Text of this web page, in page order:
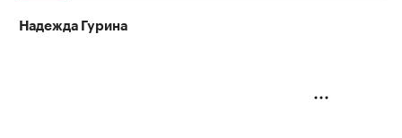
Надежда Гурина